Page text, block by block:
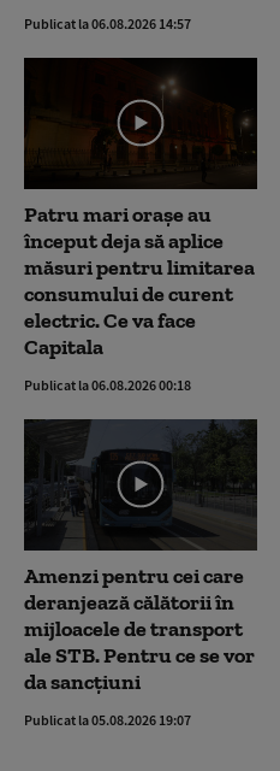
Publicat la 06.08.2026 14:57
Patru mari orașe au
început deja să aplice
măsuri pentru limitarea
consumului de curent
electric. Ce va face
Capitala
Publicat la 06.08.2026 00:18
Amenzi pentru cei care
deranjează călătorii în
mijloacele de transport
ale STB. Pentru ce se vor
da sancțiuni
Publicat la 05.08.2026 19:07